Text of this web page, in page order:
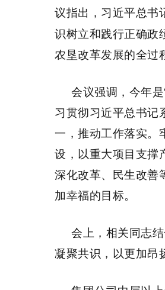
议指出， 习近平总书
识树立和践行正确政
农垦改革发展的全过
会议强调，今年是
习贯彻习近平总书记
一，推动工作落实。
设，以重大项目支撑
深化改革、民生改善
加幸福的目标。
会上，相关同志
凝聚共识，以更加昂